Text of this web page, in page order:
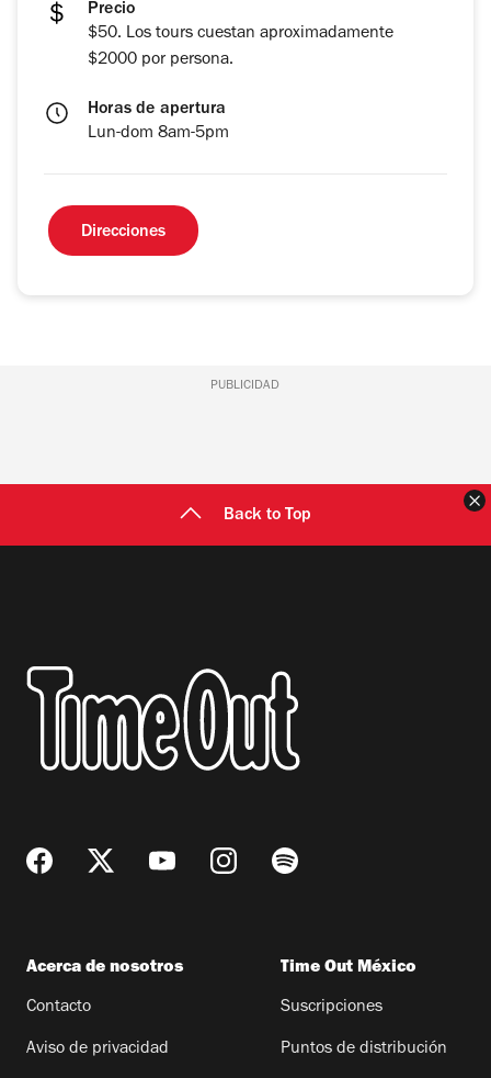
Precio
$50. Los tours cuestan aproximadamente
$2000 por persona.
Horas de apertura
Lun-dom 8am-5pm
Direcciones
PUBLICIDAD
Back to Top
Acerca de nosotros
Contacto
Aviso de privacidad
Time Out México
Suscripciones
Puntos de distribución